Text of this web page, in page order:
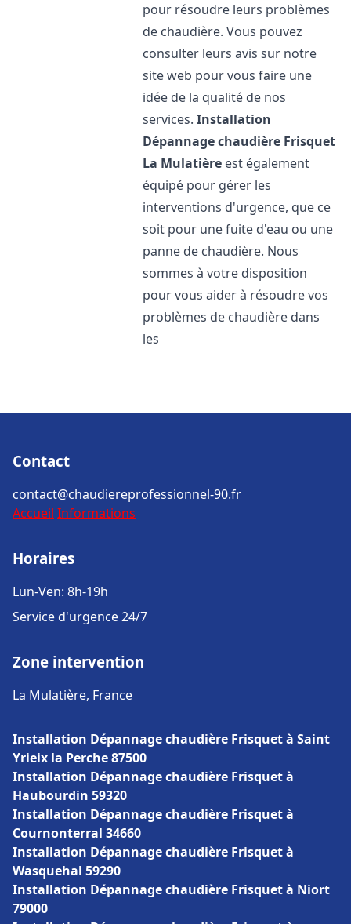
pour résoudre leurs problèmes
de chaudière. Vous pouvez
consulter leurs avis sur notre
site web pour vous faire une
idée de la qualité de nos
services.Installation
Dépannage chaudière Frisquet
La Mulatière est également
équipé pour gérer les
interventions d'urgence, que ce
soit pour une fuite d'eau ou une
panne de chaudière. Nous
sommes à votre disposition
pour vous aider à résoudre vos
problèmes de chaudière dans
les
Contact
contact@chaudiereprofessionnel-90.fr
Accueil Informations
Horaires
Lun-Ven: 8h-19h
Service d'urgence 24/7
Zone intervention
La Mulatière, France
Installation Dépannage chaudière Frisquet à Saint
Yrieix la Perche 87500
Installation Dépannage chaudière Frisquet à
Haubourdin 59320
Installation Dépannage chaudière Frisquet à
Cournonterral 34660
Installation Dépannage chaudière Frisquet à
Wasquehal 59290
Installation Dépannage chaudière Frisquet à Niort
79000